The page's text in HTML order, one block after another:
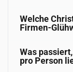
Welche
Firmen-
Was
pro Person